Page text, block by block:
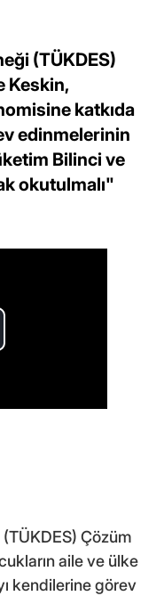
(TÜKDES)
Keskin,
katkıda
edinmelerinin
Bilinci ve
okutulmalı"
Çözüm
aile ve ülke
kendilerine görev